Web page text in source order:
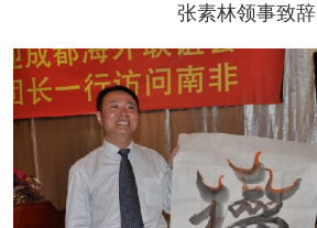
张素林领事致辞